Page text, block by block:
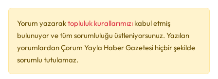
Yorum yazaraktopluluk kurallarımızı kabul etmiş
bulunuyor ve tüm sorumluluğu üstleniyorsunuz. Yazılan
yorumlardan Çorum Yayla Haber Gazetesi hiçbir şekilde
sorumlu tutulamaz.